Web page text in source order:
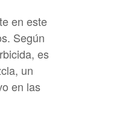
en este
Según
es
un
en las